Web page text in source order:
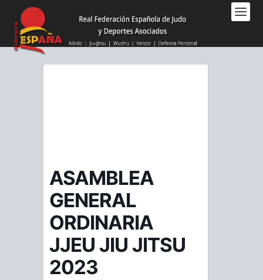
este
sitio
web
ASAMBLEA
GENERAL
ORDINARIA
JJEU JIU JITSU
2023